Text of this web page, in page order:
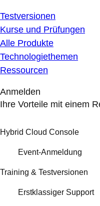
Testversionen
Kurse und Prüfungen
Alle Produkte
Technologiethemen
Ressourcen
Anmelden
Ihre Vorteile mit einem
Hybrid Cloud Console
Event-Anmeldung
Training & Testversionen
Erstklassiger Support